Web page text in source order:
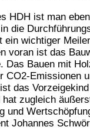
HDH ist man
die
ein wichtiger
voran ist das
Das Bauen mit
CO2-Emissionen
das
zugleich
und
Johannes